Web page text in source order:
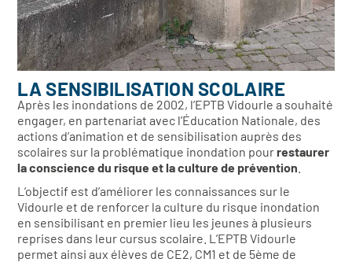
LA SENSIBILISATION SCOLAIRE
Après les inondations de 2002, l’EPTB Vidourle a souhaité
engager, en partenariat avec l’Éducation Nationale, des
actions d’animation et de sensibilisation auprès des
scolaires sur la problématique inondation pourrestaurer
la conscience du risque et la culture de prévention
L’objectif est d’améliorer les connaissances sur le
Vidourle et de renforcer la culture du risque inondation
en sensibilisant en premier lieu les jeunes à plusieurs
reprises dans leur cursus scolaire. L’EPTB Vidourle
permet ainsi aux élèves de CE2, CM1 et de 5ème de